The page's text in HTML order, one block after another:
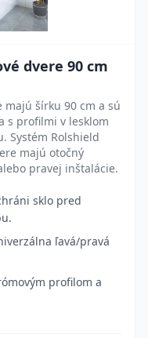
dvere 90 cm
majú šírku 90 cm a sú
s profilmi v lesklom
Systém Rolshield
majú otočný
pravej inštalácie.
sklo pred
ľavá/pravá
profilom a